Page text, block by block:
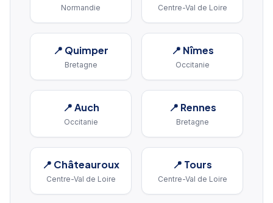
Normandie Centre-Val de Loire
📍 Quimper
Bretagne
📍 Nîmes
Occitanie
📍Auch
Occitanie
📍 Rennes
Bretagne
📍 Châteauroux
Centre-Val de Loire
📍 Tours
Centre-Val de Loire